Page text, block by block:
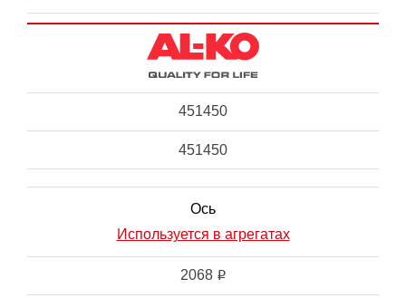
451450
451450
Ось
Используется в агрегатах
2068 i